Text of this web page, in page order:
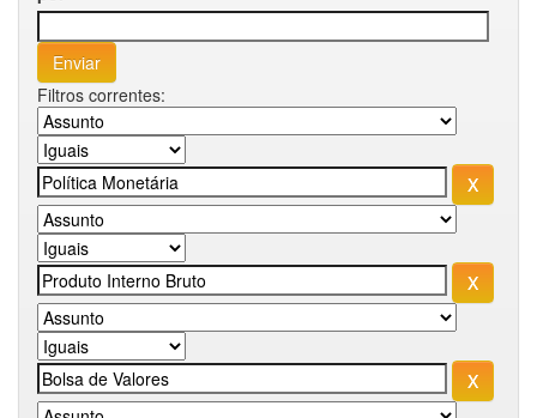
Filtros correntes: